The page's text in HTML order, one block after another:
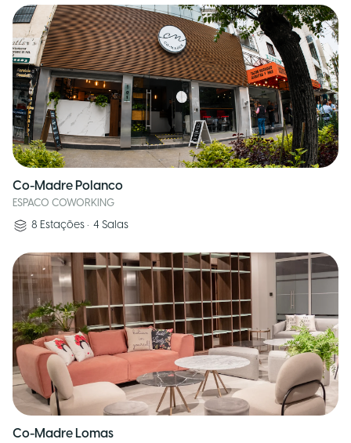
Co-Madre Polanco
ESPACO COWORKING
8 Estações • 4 Salas
Co-Madre Lomas